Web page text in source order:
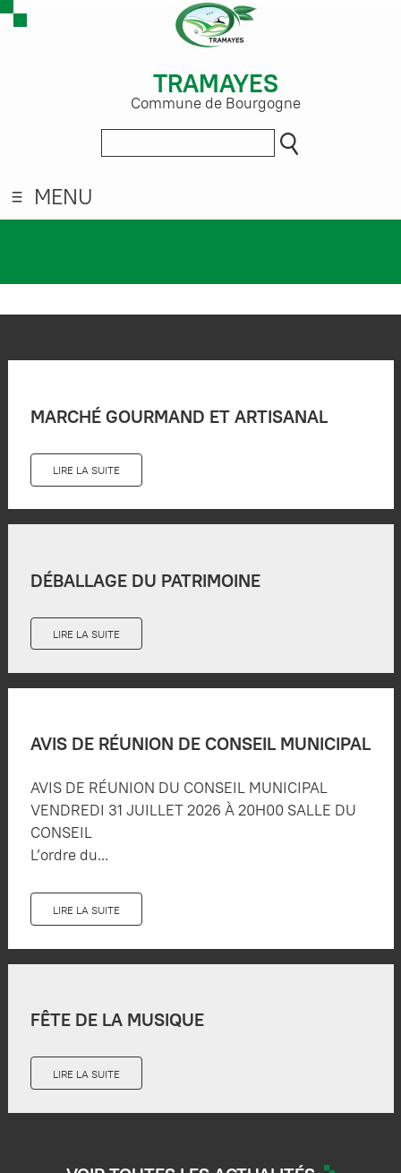
TRAMAYES
Commune de Bourgogne
MENU
MARCHÉ GOURMAND ET ARTISANAL
LIRE LA SUITE
DÉBALLAGE DU PATRIMOINE
LIRE LA SUITE
AVIS DE RÉUNION DE CONSEIL MUNICIPAL
AVIS DE RÉUNION DU CONSEIL MUNICIPAL
VENDREDI 31 JUILLET 2026 À 20H00 SALLE DU
CONSEIL
L’ordre du...
LIRE LA SUITE
FÊTE DE LA MUSIQUE
LIRE LA SUITE